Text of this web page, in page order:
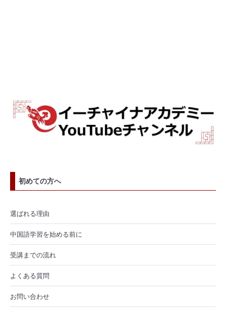
初めての方へ
選ばれる理由
中国語学習を始める前に
受講までの流れ
よくある質問
お問い合わせ